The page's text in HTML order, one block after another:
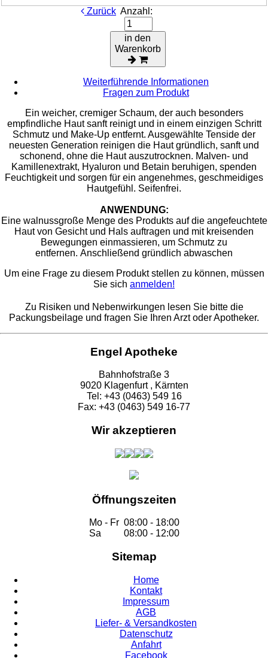
Zurück Anzahl:
in den
Warenkorb
Weiterführende Informationen
Fragen zum Produkt
Ein weicher, cremiger Schaum, der auch besonders
empfindliche Haut sanft reinigt und in einem einzigen Schritt
Schmutz und Make-Up entfernt. Ausgewählte Tenside der
neuesten Generation reinigen die Haut gründlich, sanft und
schonend, ohne die Haut auszutrocknen. Malven- und
Kamillenextrakt, Hyaluron und Betain beruhigen, spenden
Feuchtigkeit und sorgen für ein angenehmes, geschmeidiges
Hautgefühl. Seifenfrei.
ANWENDUNG:
​Eine walnussgroße Menge des Produkts auf die angefeuchtete
Haut von Gesicht und Hals auftragen und mit kreisenden
Bewegungen einmassieren, um Schmutz zu
entfernen. Anschließend gründlich abwaschen
Um eine Frage zu diesem Produkt stellen zu können, müssen
Sie sich anmelden!
Zu Risiken und Nebenwirkungen lesen Sie bitte die
Packungsbeilage und fragen Sie Ihren Arzt oder Apotheker.
Engel Apotheke
Bahnhofstraße 3
9020 Klagenfurt , Kärnten
Tel: +43 (0463) 549 16
Fax: +43 (0463) 549 16-77
Wir akzeptieren
Öffnungszeiten
Mo - Fr 08:00 - 18:00
Sa
08:00 - 12:00
Sitemap
Home
Kontakt
Impressum
AGB
Liefer- & Versandkosten
Datenschutz
Anfahrt
Facebook